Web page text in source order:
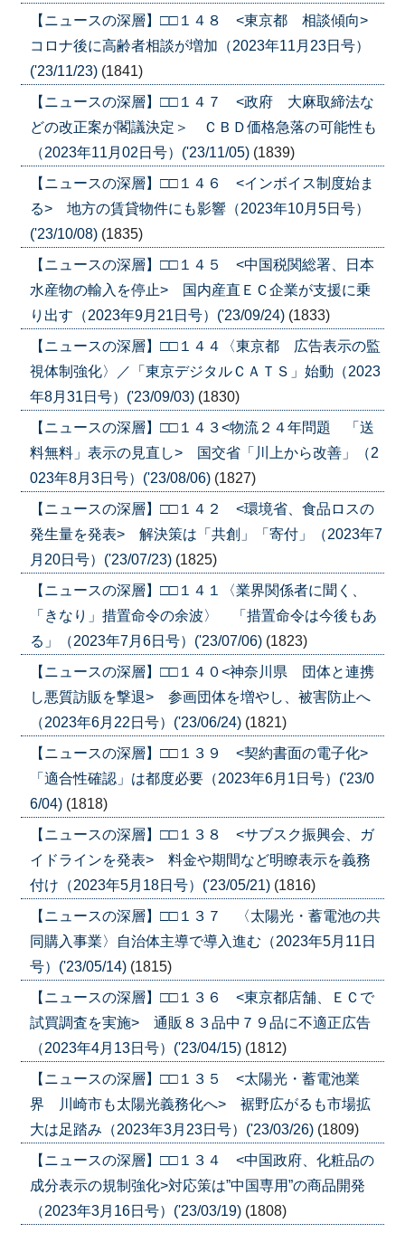
【ニュースの深層】□□１４８ <東京都 相談傾向>
コロナ後に高齢者相談が増加（2023年11月23日号）
('23/11/23) (1841)
【ニュースの深層】□□１４７ <政府 大麻取締法な
どの改正案が閣議決定＞ ＣＢＤ価格急落の可能性も
（2023年11月02日号）('23/11/05) (1839)
【ニュースの深層】□□１４６ <インボイス制度始ま
る> 地方の賃貸物件にも影響（2023年10月5日号）
('23/10/08) (1835)
【ニュースの深層】□□１４５ <中国税関総署、日本
水産物の輸入を停止> 国内産直ＥＣ企業が支援に乗
り出す（2023年9月21日号）('23/09/24) (1833)
【ニュースの深層】□□１４４〈東京都 広告表示の監
視体制強化〉／「東京デジタルＣＡＴＳ」始動（2023
年8月31日号）('23/09/03) (1830)
【ニュースの深層】□□１４３<物流２４年問題 「送
料無料」表示の見直し> 国交省「川上から改善」（2
023年8月3日号）('23/08/06) (1827)
【ニュースの深層】□□１４２ <環境省、食品ロスの
発生量を発表> 解決策は「共創」「寄付」（2023年7
月20日号）('23/07/23) (1825)
【ニュースの深層】□□１４１〈業界関係者に聞く、
「きなり」措置命令の余波〉 「措置命令は今後もあ
る」（2023年7月6日号）('23/07/06) (1823)
【ニュースの深層】□□１４０<神奈川県 団体と連携
し悪質訪販を撃退> 参画団体を増やし、被害防止へ
（2023年6月22日号）('23/06/24) (1821)
【ニュースの深層】□□１３９ <契約書面の電子化>
「適合性確認」は都度必要（2023年6月1日号）('23/0
6/04) (1818)
【ニュースの深層】□□１３８ <サブスク振興会、ガ
イドラインを発表> 料金や期間など明瞭表示を義務
付け（2023年5月18日号）('23/05/21) (1816)
【ニュースの深層】□□１３７ 〈太陽光・蓄電池の共
同購入事業〉自治体主導で導入進む（2023年5月11日
号）('23/05/14) (1815)
【ニュースの深層】□□１３６ <東京都店舗、ＥＣで
試買調査を実施> 通販８３品中７９品に不適正広告
（2023年4月13日号）('23/04/15) (1812)
【ニュースの深層】□□１３５ <太陽光・蓄電池業
界 川崎市も太陽光義務化へ> 裾野広がるも市場拡
大は足踏み（2023年3月23日号）('23/03/26) (1809)
【ニュースの深層】□□１３４ <中国政府、化粧品の
成分表示の規制強化>対応策は”中国専用”の商品開発
（2023年3月16日号）('23/03/19) (1808)